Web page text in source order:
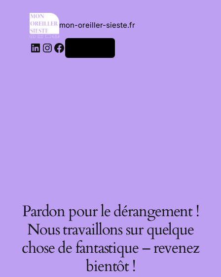
mon-oreiller-sieste.fr
Pardon pour le dérangement !
Nous travaillons sur quelque
chose de fantastique – revenez
bientôt !